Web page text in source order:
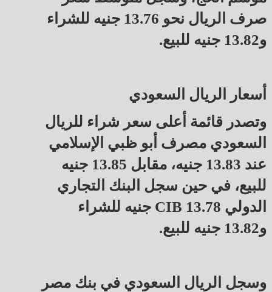
صرف الريال نحو 13.76 جنيه للشراء
و13.82 جنيه للبيع.
أسعار الريال السعودي
وتصدر قائمة أعلى سعر شراء للريال
السعودي مصرف أبو ظبي الإسلامي
عند 13.83 جنيه، مقابل 13.85 جنيه
للبيع، في حين سجل البنك التجاري
الدولي CIB 13.78 جنيه للشراء
و13.82 جنيه للبيع.
وسجل الريال السعودي في بنك مصر